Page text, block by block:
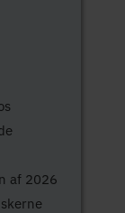
af 2026